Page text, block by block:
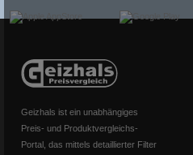
Geizhals ist ein unabhängiges
Preis- und Produktvergleichs-
Portal, das mittels detaillierter Filter